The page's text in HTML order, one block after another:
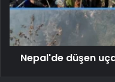
Nepal'de düşen